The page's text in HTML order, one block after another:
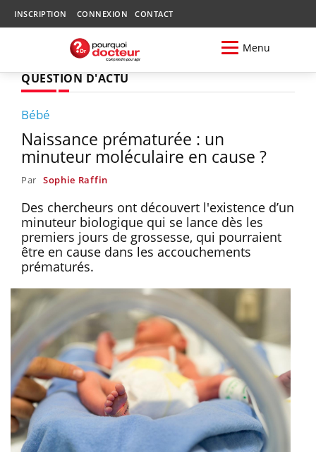
INSCRIPTION CONNEXION CONTACT
Menu
QUESTION D'ACTU
Bébé
Naissance prématurée : un
minuteur moléculaire en cause ?
Par Sophie Raffin
Des chercheurs ont découvert l'existence d’un
minuteur biologique qui se lance dès les
premiers jours de grossesse, qui pourraient
être en cause dans les accouchements
prématurés.